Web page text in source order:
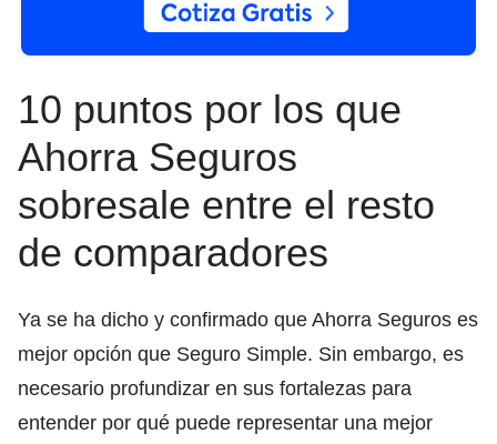
10 puntos por los que
Ahorra Seguros
sobresale entre el resto
de comparadores
Ya se ha dicho y confirmado que Ahorra Seguros es
mejor opción que Seguro Simple. Sin embargo, es
necesario profundizar en sus fortalezas para
entender por qué puede representar una mejor